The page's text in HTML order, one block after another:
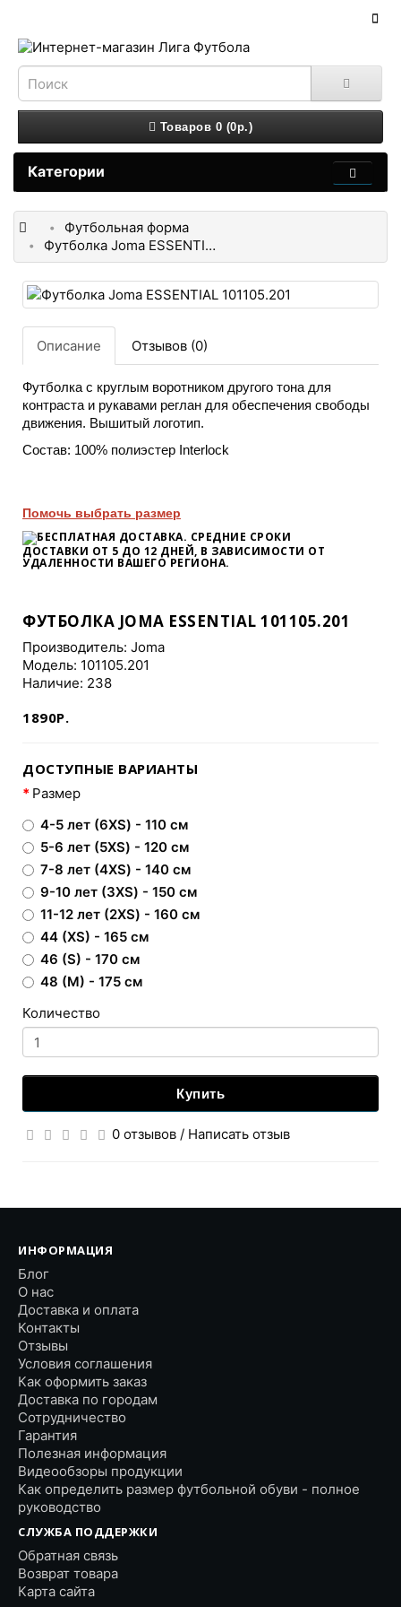
Товаров 0 (0р.)
Категории
Футбольная форма
Футболка Joma ESSENTIAL 101105.201
Описание Отзывов (0)
Футболка с круглым воротником другого тона для
контраста и рукавами реглан для обеспечения свободы
движения. Вышитый логотип.
Состав: 100% полиэстер Interlock
Помочь выбрать размер
БЕСПЛАТНАЯ ДОСТАВКА. СРЕДНИЕ СРОКИ
ДОСТАВКИ ОТ 5 ДО 12 ДНЕЙ, В ЗАВИСИМОСТИ ОТ
УДАЛЕННОСТИ ВАШЕГО РЕГИОНА.
ФУТБОЛКА JOMA ESSENTIAL 101105.201
Производитель: Joma
Модель: 101105.201
Наличие: 238
1890Р.
ДОСТУПНЫЕ ВАРИАНТЫ
Размер
4-5 лет (6XS) - 110 см
5-6 лет (5XS) - 120 см
7-8 лет (4XS) - 140 см
9-10 лет (3XS) - 150 см
11-12 лет (2XS) - 160 см
44 (XS) - 165 см
46 (S) - 170 см
48 (M) - 175 см
Количество
Купить
0 отзывов / Написать отзыв
ИНФОРМАЦИЯ
Блог
О нас
Доставка и оплата
Контакты
Отзывы
Условия соглашения
Как оформить заказ
Доставка по городам
Сотрудничество
Гарантия
Полезная информация
Видеообзоры продукции
Как определить размер футбольной обуви - полное
руководство
СЛУЖБА ПОДДЕРЖКИ
Обратная связь
Возврат товара
Карта сайта